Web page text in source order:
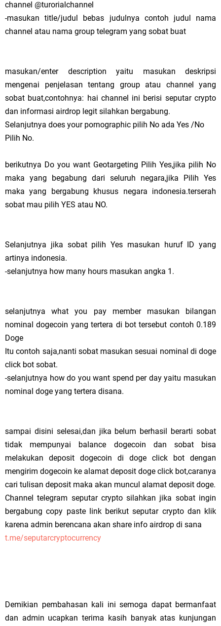
channel @turorialchannel
-masukan title/judul bebas judulnya contoh judul nama
channel atau nama group telegram yang sobat buat
masukan/enter description yaitu masukan deskripsi
mengenai penjelasan tentang group atau channel yang
sobat buat,contohnya: hai channel ini berisi seputar crypto
dan informasi airdrop legit silahkan bergabung.
Selanjutnya does your pornographic pilih No ada Yes /No
Pilih No.
berikutnya Do you want Geotargeting Pilih Yes,jika pilih No
maka yang begabung dari seluruh negara,jika Pilih Yes
maka yang bergabung khusus negara indonesia.terserah
sobat mau pilih YES atau NO.
Selanjutnya jika sobat pilih Yes masukan huruf ID yang
artinya indonesia.
-selanjutnya how many hours masukan angka 1.
selanjutnya what you pay member masukan bilangan
nominal dogecoin yang tertera di bot tersebut contoh 0.189
Doge
Itu contoh saja,nanti sobat masukan sesuai nominal di doge
click bot sobat.
-selanjutnya how do you want spend per day yaitu masukan
nominal doge yang tertera disana.
sampai disini selesai,dan jika belum berhasil berarti sobat
tidak mempunyai balance dogecoin dan sobat bisa
melakukan deposit dogecoin di doge click bot dengan
mengirim dogecoin ke alamat deposit doge click bot,caranya
cari tulisan deposit maka akan muncul alamat deposit doge.
Channel telegram seputar crypto silahkan jika sobat ingin
bergabung copy paste link berikut seputar crypto dan klik
karena admin berencana akan share info airdrop di sana
t.me/seputarcryptocurrency
Demikian pembahasan kali ini semoga dapat bermanfaat
dan admin ucapkan terima kasih banyak atas kunjungan